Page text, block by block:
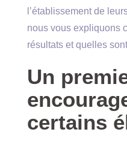
l’établissement de
nous vous expliquons
résultats et quelles
Un
certains